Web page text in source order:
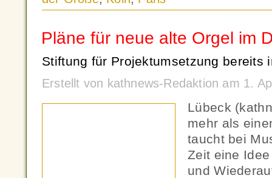
Pläne für neue alte Orgel im
Stiftung für Projektumsetzung bereits
Erstellt von kathnews-Redaktion am 1.
Lübeck
mehr als
taucht bei
Zeit eine
und